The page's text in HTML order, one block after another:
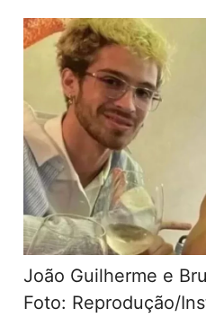
João Guilherme e
Foto: Reprodução/